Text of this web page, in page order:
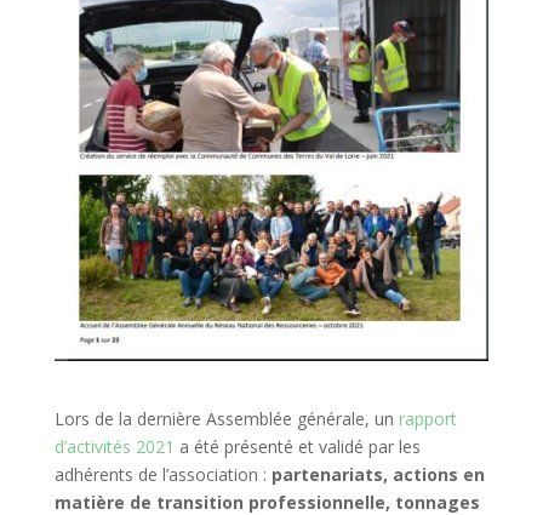
Lors de la dernière Assemblée générale, un rapport
d’activités 2021 a été présenté et validé par les
adhérents de l’association : partenariats, actions en
matière de transition professionnelle, tonnages